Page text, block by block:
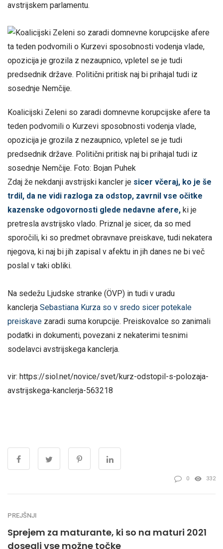
avstrijskem parlamentu.
Koalicijski Zeleni so zaradi domnevne korupcijske afere ta
teden podvomili o Kurzevi sposobnosti vodenja vlade,
opozicija je grozila z nezaupnico, vpletel se je tudi
predsednik države. Politični pritisk naj bi prihajal tudi iz
sosednje Nemčije. Foto: Bojan Puhek
Zdaj že nekdanji avstrijski kancler je sicer včeraj, ko je še
trdil, da ne vidi razloga za odstop, zavrnil vse očitke
kazenske odgovornosti glede nedavne afere, ki je
pretresla avstrijsko vlado. Priznal je sicer, da so med
sporočili, ki so predmet obravnave preiskave, tudi nekatera
njegova, ki naj bi jih zapisal v afektu in jih danes ne bi več
poslal v taki obliki.
Na sedežu Ljudske stranke (ÖVP) in tudi v uradu
kanclerja Sebastiana Kurza so v sredo sicer potekale
preiskave zaradi suma korupcije. Preiskovalce so zanimali
podatki in dokumenti, povezani z nekaterimi tesnimi
sodelavci avstrijskega kanclerja.
vir: https://siol.net/novice/svet/kurz-odstopil-s-polozaja-
avstrijskega-kanclerja-563218
0 332
PREJŠNJI
Sprejem za maturante, ki so na maturi 2021
dosegli vse možne točke